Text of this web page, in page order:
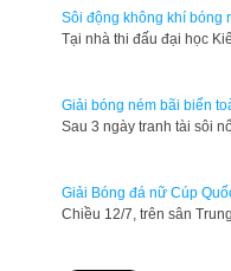
Sôi động không khí bóng
Tại nhà thi đấu đại học
Giải bóng ném bãi biển
Sau 3 ngày tranh tài sôi
Giải Bóng đá nữ Cúp
Chiều 12/7, trên sân